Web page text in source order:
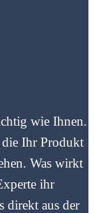
wie Ihnen.
die Ihr Produkt
Was wirkt
ihr
direkt aus der